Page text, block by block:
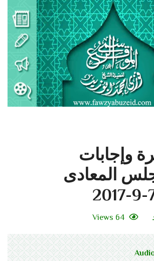
وإجابات
المعادى
64 Views